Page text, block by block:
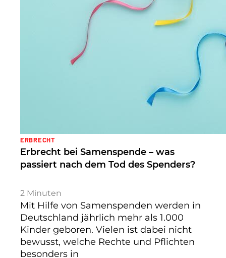
ERBRECHT
Erbrecht bei Samenspende – was
passiert nach dem Tod des Spenders?
2 Minuten
Mit Hilfe von Samenspenden werden in
Deutschland jährlich mehr als 1.000
Kinder geboren. Vielen ist dabei nicht
bewusst, welche Rechte und Pflichten
besonders in